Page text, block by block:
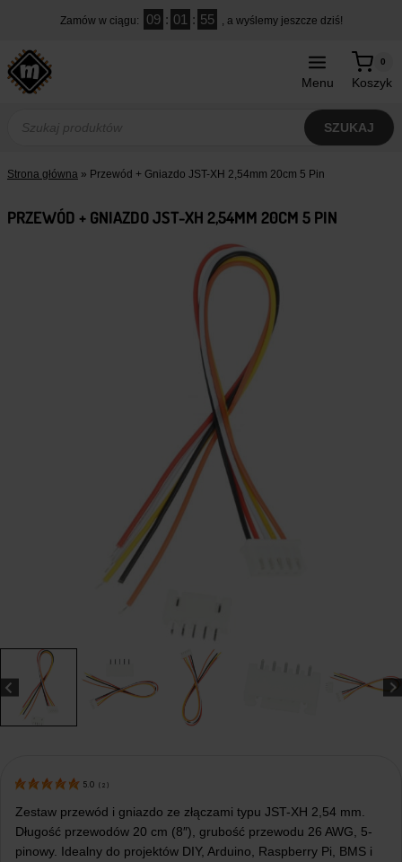
treści
Zamów w ciągu: 09 : 01 : 54 , a wyślemy jeszcze dziś!
Menu Koszyk
0
produktów
SZUKAJ
Strona główna » Przewód + Gniazdo JST-XH 2,54mm 20cm 5 Pin
PRZEWÓD + GNIAZDO JST-XH 2,54MM 20CM 5 PIN
5.0 ( 2 )
Zestaw przewód i gniazdo ze złączami typu JST-XH 2,54 mm.
Długość przewodów 20 cm (8″), grubość przewodu 26 AWG, 5-
pinowy. Idealny do projektów DIY, Arduino, Raspberry Pi, BMS i